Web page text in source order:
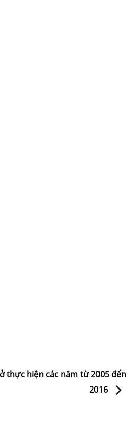
thực hiện các năm từ 2005 đến
2016